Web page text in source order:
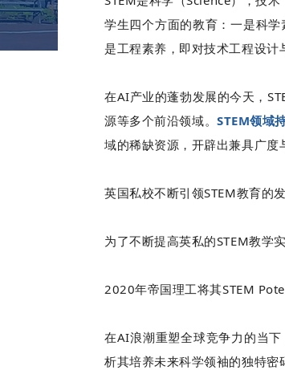
学生四个方面的教育：一是科
是工程素养，即对技术工程设计
在AI产业的蓬勃发展的今天 ，
源等多个前沿领域。STEM领域
域的稀缺资源，开辟出兼具广度
英国私校不断引领STEM教育的发
为了不断提高英私的STEM教学实
2020年帝国理工将其STEM
在AI浪潮重塑全球竞争力的当
析其培养未来科学领袖的独特密